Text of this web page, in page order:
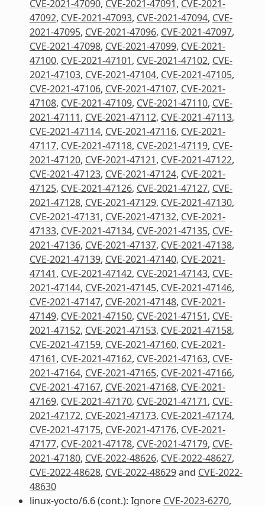
CVE-2021-47090, CVE-2021-47091, CVE-2021-
47092, CVE-2021-47093, CVE-2021-47094, CVE-
2021-47095, CVE-2021-47096, CVE-2021-47097,
CVE-2021-47098, CVE-2021-47099, CVE-2021-
47100, CVE-2021-47101, CVE-2021-47102, CVE-
2021-47103, CVE-2021-47104, CVE-2021-47105,
CVE-2021-47106, CVE-2021-47107, CVE-2021-
47108, CVE-2021-47109, CVE-2021-47110, CVE-
2021-47111, CVE-2021-47112, CVE-2021-47113,
CVE-2021-47114, CVE-2021-47116, CVE-2021-
47117, CVE-2021-47118, CVE-2021-47119, CVE-
2021-47120, CVE-2021-47121, CVE-2021-47122,
CVE-2021-47123, CVE-2021-47124, CVE-2021-
47125, CVE-2021-47126, CVE-2021-47127, CVE-
2021-47128, CVE-2021-47129, CVE-2021-47130,
CVE-2021-47131, CVE-2021-47132, CVE-2021-
47133, CVE-2021-47134, CVE-2021-47135, CVE-
2021-47136, CVE-2021-47137, CVE-2021-47138,
CVE-2021-47139, CVE-2021-47140, CVE-2021-
47141, CVE-2021-47142, CVE-2021-47143, CVE-
2021-47144, CVE-2021-47145, CVE-2021-47146,
CVE-2021-47147, CVE-2021-47148, CVE-2021-
47149, CVE-2021-47150, CVE-2021-47151, CVE-
2021-47152, CVE-2021-47153, CVE-2021-47158,
CVE-2021-47159, CVE-2021-47160, CVE-2021-
47161, CVE-2021-47162, CVE-2021-47163, CVE-
2021-47164, CVE-2021-47165, CVE-2021-47166,
CVE-2021-47167, CVE-2021-47168, CVE-2021-
47169, CVE-2021-47170, CVE-2021-47171, CVE-
2021-47172, CVE-2021-47173, CVE-2021-47174,
CVE-2021-47175, CVE-2021-47176, CVE-2021-
47177, CVE-2021-47178, CVE-2021-47179, CVE-
2021-47180, CVE-2022-48626, CVE-2022-48627,
CVE-2022-48628, CVE-2022-48629and CVE-2022-
48630
linux-yocto/6.6 (cont.): Ignore CVE-2023-6270,